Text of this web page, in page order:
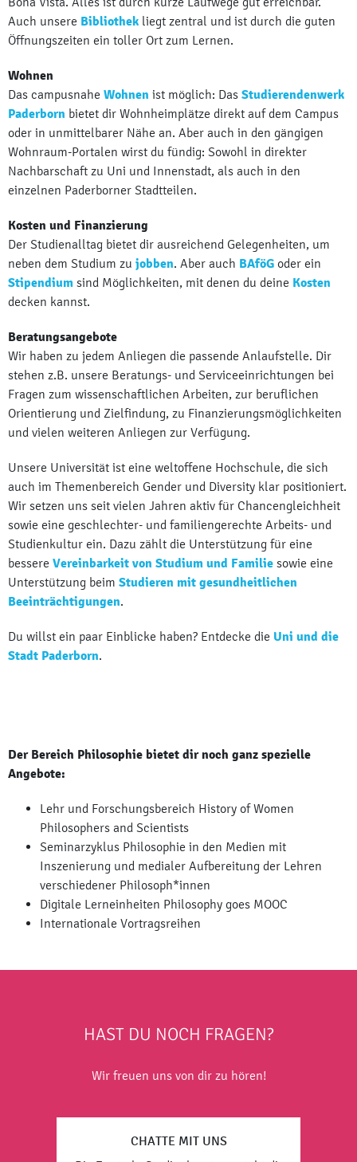
Auch unsere Bibliothek liegt zentral und ist durch die guten
Öffnungszeiten ein toller Ort zum Lernen.
Wohnen
Das campusnahe Wohnen ist möglich: Das Studierendenwerk
Paderborn bietet dir Wohnheimplätze direkt auf dem Campus
oder in unmittelbarer Nähe an. Aber auch in den gängigen
Wohnraum-Portalen wirst du fündig: Sowohl in direkter
Nachbarschaft zu Uni und Innenstadt, als auch in den
einzelnen Paderborner Stadtteilen.
Kosten und Finanzierung
Der Studienalltag bietet dir ausreichend Gelegenheiten, um
neben dem Studium zu jobben. Aber auch BAföG oder ein
Stipendium sind Möglichkeiten, mit denen du deine Kosten
decken kannst.
Beratungsangebote
Wir haben zu jedem Anliegen die passende Anlaufstelle. Dir
stehen z.B. unsere Beratungs- und Serviceeinrichtungen bei
Fragen zum wissenschaftlichen Arbeiten, zur beruflichen
Orientierung und Zielfindung, zu Finanzierungsmöglichkeiten
und vielen weiteren Anliegen zur Verfügung.
Unsere Universität ist eine weltoffene Hochschule, die sich
auch im Themenbereich Gender und Diversity klar positioniert.
Wir setzen uns seit vielen Jahren aktiv für Chancengleichheit
sowie eine geschlechter- und familiengerechte Arbeits- und
Studienkultur ein. Dazu zählt die Unterstützung für eine
bessere Vereinbarkeit von Studium und Familie sowie eine
Unterstützung beim Studieren mit gesundheitlichen
Beeinträchtigungen.
Du willst ein paar Einblicke haben? Entdecke die Uni und die
Stadt Paderborn.
Der Bereich Philosophie bietet dir noch ganz spezielle
Angebote:
Lehr­ und Forschungsbereich History of Women
Philosophers and Scientists
Seminarzyklus Philosophie in den Medien mit
Inszenierung und medialer Aufbereitung der Lehren
verschiedener Philosoph*innen
Digitale Lerneinheiten Philosophy goes MOOC
Internationale Vortragsreihen
HAST DU NOCH FRAGEN?
Wir freuen uns von dir zu hören!
CHATTE MIT UNS